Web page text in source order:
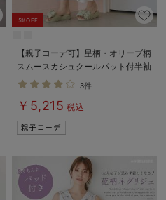
5%OFF
【親子コーデ可】星柄・オリーブ柄
スムースカシュクールパット付半袖
ネグリジェ【出産後も長く使える】
3件
￥5,215 税込